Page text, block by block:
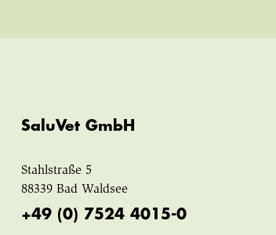
SaluVet GmbH
Stahlstraße 5
88339 Bad Waldsee
+49 (0) 7524 4015-0